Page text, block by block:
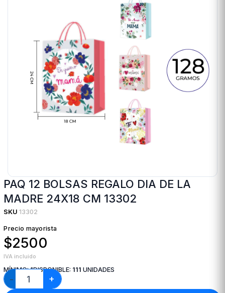
PAQ 12 BOLSAS REGALO DIA DE LA
MADRE 24X18 CM 13302
SKU 13302
Precio mayorista
$2500
IVA incluido
MÍNIMO:1DISPONIBLE: 111 UNIDADES
− +